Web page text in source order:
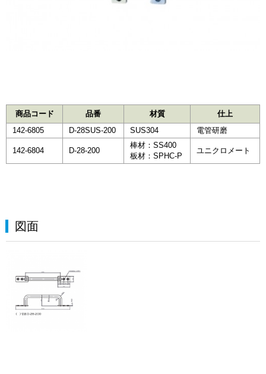
商品コード 品番 材質
仕上
142-6805
D-28SUS-200 SUS304 電管研磨
142-6804 D-28-200
棒材：SS400
板材：SPHC-P
ユニクロメート
図面